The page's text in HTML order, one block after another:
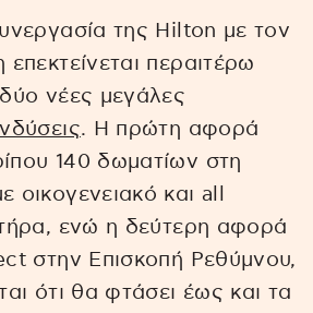
της Hilton με τον
επεκτείνεται περαιτέρω
νέες μεγάλες
. Η πρώτη αφορά
140 δωματίων στη
οικογενειακό και all
ενώ η δεύτερη αφορά
στην Επισκοπή Ρεθύμνου,
ότι θα φτάσει έως και τα